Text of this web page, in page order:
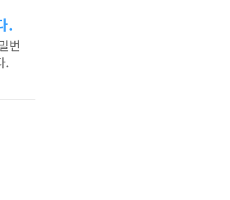
.
번
.